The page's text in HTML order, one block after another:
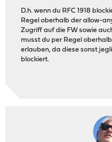
D.h. wenn du RFC 1918
Regel oberhalb der allow-
Zugriff auf die FW sowie
musst du per Regel
erlauben, da diese sonst
blockiert.